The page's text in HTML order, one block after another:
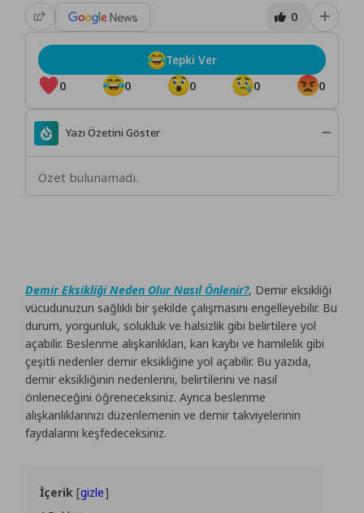
0
0 0 0 0 0
Tepki Ver
Yazı Özetini Göster
Özet bulunamadı.
Demir Eksikliği Neden Olur Nasıl Önlenir?, Demir eksikliği
vücudunuzun sağlıklı bir şekilde çalışmasını engelleyebilir. Bu
durum, yorgunluk, solukluk ve halsizlik gibi belirtilere yol
açabilir. Beslenme alışkanlıkları, kan kaybı ve hamilelik gibi
çeşitli nedenler demir eksikliğine yol açabilir. Bu yazıda,
demir eksikliğinin nedenlerini, belirtilerini ve nasıl
önleneceğini öğreneceksiniz. Ayrıca beslenme
alışkanlıklarınızı düzenlemenin ve demir takviyelerinin
faydalarını keşfedeceksiniz.
İçerik gizle